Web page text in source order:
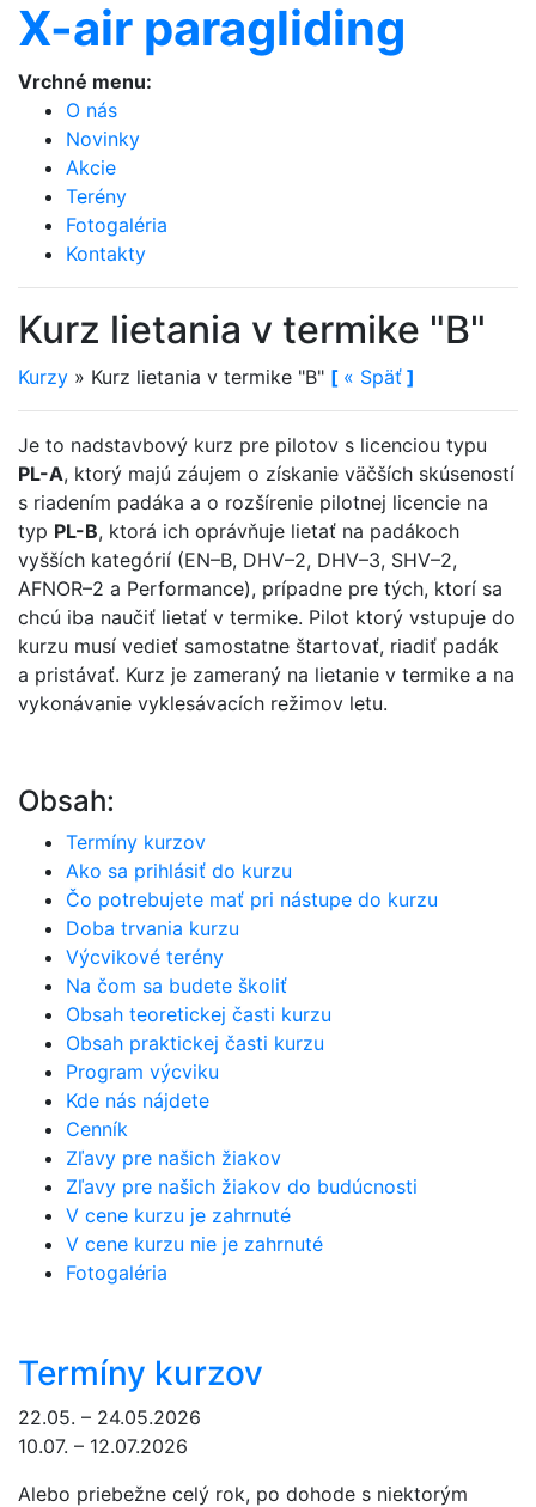
X-air paragliding
Vrchné menu:
O nás
Novinky
Akcie
Terény
Fotogaléria
Kontakty
Kurz lietania v termike "B"
Kurzy » Kurz lietania v termike "B" [ « Späť ]
Je to nadstavbový kurz pre pilotov s licenciou typu
PL-A, ktorý majú záujem o získanie väčších skúseností
s riadením padáka a o rozšírenie pilotnej licencie na
typ PL-B, ktorá ich oprávňuje lietať na padákoch
vyšších kategórií (EN–B, DHV–2, DHV–3, SHV–2,
AFNOR–2 a Performance), prípadne pre tých, ktorí sa
chcú iba naučiť lietať v termike. Pilot ktorý vstupuje do
kurzu musí vedieť samostatne štartovať, riadiť padák
a pristávať. Kurz je zameraný na lietanie v termike a na
vykonávanie vyklesávacích režimov letu.
Obsah:
Termíny kurzov
Ako sa prihlásiť do kurzu
Čo potrebujete mať pri nástupe do kurzu
Doba trvania kurzu
Výcvikové terény
Na čom sa budete školiť
Obsah teoretickej časti kurzu
Obsah praktickej časti kurzu
Program výcviku
Kde nás nájdete
Cenník
Zľavy pre našich žiakov
Zľavy pre našich žiakov do budúcnosti
V cene kurzu je zahrnuté
V cene kurzu nie je zahrnuté
Fotogaléria
Termíny kurzov
22.05. – 24.05.2026
10.07. – 12.07.2026
Alebo priebežne celý rok, po dohode s niektorým